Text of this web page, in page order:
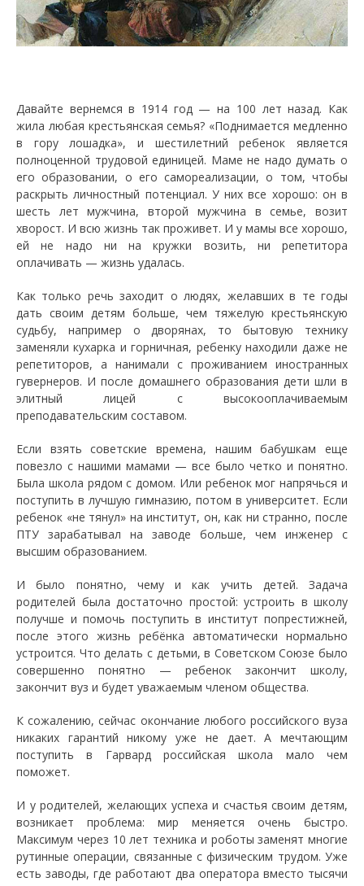
Давайте вернемся в 1914 год — на 100 лет назад. Как
жила любая крестьянская семья? «Поднимается медленно
в гору лошадка», и шестилетний ребенок является
полноценной трудовой единицей. Маме не надо думать о
его образовании, о его самореализации, о том, чтобы
раскрыть личностный потенциал. У них все хорошо: он в
шесть лет мужчина, второй мужчина в семье, возит
хворост. И всю жизнь так проживет. И у мамы все хорошо,
ей не надо ни на кружки возить, ни репетитора
оплачивать — жизнь удалась.
Как только речь заходит о людях, желавших в те годы
дать своим детям больше, чем тяжелую крестьянскую
судьбу, например о дворянах, то бытовую технику
заменяли кухарка и горничная, ребенку находили даже не
репетиторов, а нанимали с проживанием иностранных
гувернеров. И после домашнего образования дети шли в
элитный лицей с высокооплачиваемым
преподавательским составом.
Если взять советские времена, нашим бабушкам еще
повезло с нашими мамами — все было четко и понятно.
Была школа рядом с домом. Или ребенок мог напрячься и
поступить в лучшую гимназию, потом в университет. Если
ребенок «не тянул» на институт, он, как ни странно, после
ПТУ зарабатывал на заводе больше, чем инженер с
высшим образованием.
И было понятно, чему и как учить детей. Задача
родителей была достаточно простой: устроить в школу
получше и помочь поступить в институт попрестижней,
после этого жизнь ребёнка автоматически нормально
устроится. Что делать с детьми, в Советском Союзе было
совершенно понятно — ребенок закончит школу,
закончит вуз и будет уважаемым членом общества.
К сожалению, сейчас окончание любого российского вуза
никаких гарантий никому уже не дает. А мечтающим
поступить в Гарвард российская школа мало чем
поможет.
И у родителей, желающих успеха и счастья своим детям,
возникает проблема: мир меняется очень быстро.
Максимум через 10 лет техника и роботы заменят многие
рутинные операции, связанные с физическим трудом. Уже
есть заводы, где работают два оператора вместо тысячи